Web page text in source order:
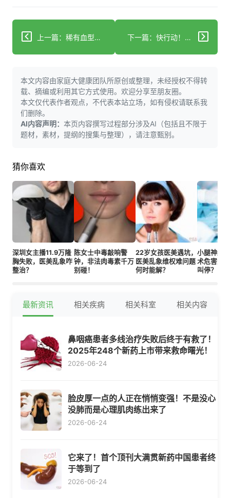
上一篇：稀有血型患者输血难咋办？应对策略大揭秘！ 下一篇：快行动！巧用食材秘籍，省钱又健康吃出来！
本文内容由家庭大健康团队所原创或整理，未经授权不得转
载、摘编或利用其它方式使用。欢迎分享至朋友圈。
本文仅代表作者观点，不代表本站立场，如有侵权请联系我
们删除。
AI内容声明： 本页内容撰写过程部分涉及AI（包括且不限于
题材，素材，提纲的搜集与整理），请注意甄别。
猜你喜欢
深圳女主播11.9万隆
胸失败，医美乱象咋
整治？
陈女士中毒敲响警
钟，非法肉毒素千万
别碰！
22岁女孩医美遇坑，
医美乱象维权难问题
何时能解？
小腿神经
术危害大
叫停？
最新资讯 相关疾病 相关科室 相关内容
鼻咽癌患者多线治疗失败后终于有救了！
2025年248个新药上市带来救命曙光！
2026-06-24
脸皮厚一点的人正在悄悄变强！不是没心
没肺而是心理肌肉练出来了
2026-06-24
它来了！首个顶刊大满贯新药中国患者终
于等到了
2026-06-24